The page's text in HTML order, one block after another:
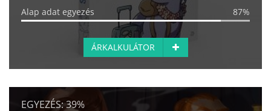
Alap adat egyezés 87%
ÁRKALKULÁTOR
EGYEZÉS:39%